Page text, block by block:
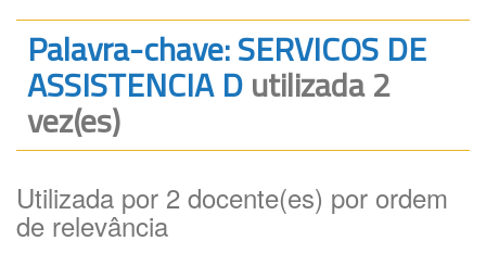
Legislação
Canais
Palavra-chave: SERVICOS DE
ASSISTENCIA Dutilizada 2
vez(es)
Utilizada por 2 docente(es) por ordem
de relevância